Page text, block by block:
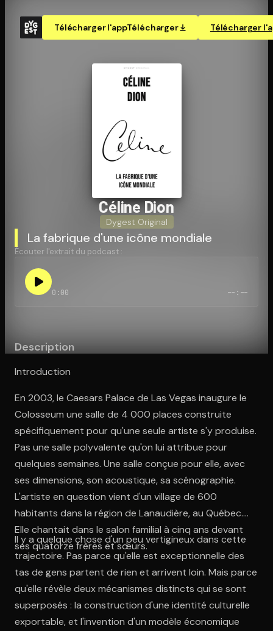
Télécharger l'appTélécharger Télécharger
Céline Dion
Dygest Original
La fabrique d'une icône mondiale
Écouter l'extrait du podcast :
0:00 --:--
Description
Introduction
En 2003, le Caesars Palace de Las Vegas inaugure le
Colosseum une salle de 4 000 places construite
spécifiquement pour qu'une seule artiste s'y produise.
Pas une salle polyvalente qu'on lui attribue pour
quelques semaines. Une salle conçue pour elle, avec
ses dimensions, son acoustique, sa scénographie.
L'artiste en question vient d'un village de 600
habitants dans la région de Lanaudière, au Québec.
Elle chantait dans le salon familial à cinq ans devant
ses quatorze frères et sœurs.
Il y a quelque chose d'un peu vertigineux dans cette
trajectoire. Pas parce qu'elle est exceptionnelle des
tas de gens partent de rien et arrivent loin. Mais parce
qu'elle révèle deux mécanismes distincts qui se sont
superposés : la construction d'une identité culturelle
exportable, et l'invention d'un modèle économique